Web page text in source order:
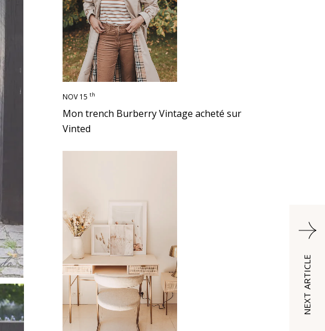
NOV 15 th
Mon trench Burberry Vintage acheté sur
Vinted
NEXT ARTICLE